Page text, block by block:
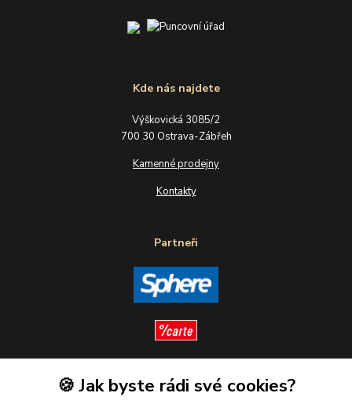
Kde nás najdete
Výškovická 3085/2
700 30 Ostrava-Zábřeh
Kamenné prodejny
Kontakty
Partneři
Sledujte nás
🍪 Jak byste rádi své cookies?